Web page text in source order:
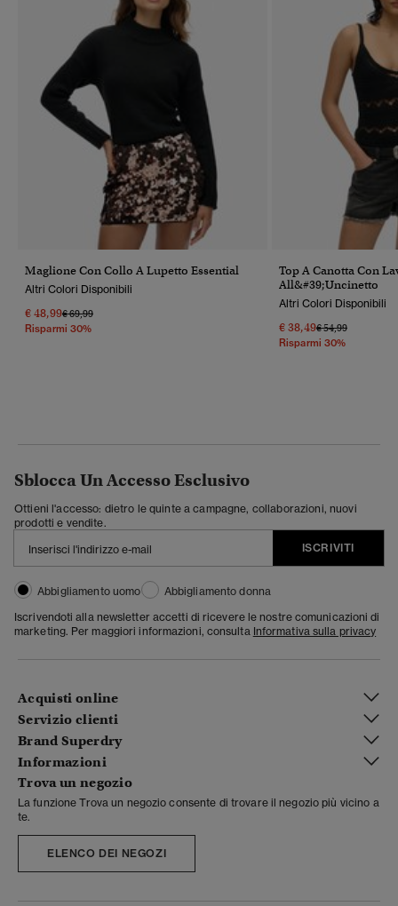
Maglione Con Collo A Lupetto Essential
Altri Colori Disponibili
€ 48,99Prezzo Ridotto Da
€ 69,99A
Risparmi 30%
Top A Canotta Con
All&#39;uncinetto
Altri Colori Disponibili
€ 38,49Prezzo Ridotto Da
€ 54,99A
Risparmi 30%
Sblocca Un Accesso Esclusivo
Ottieni l'accesso: dietro le quinte a campagne, collaborazioni, nuovi
prodotti e vendite.
ISCRIVITI
Abbigliamento uomo
Abbigliamento donna
Iscrivendoti alla newsletter accetti di ricevere le nostre comunicazioni di
marketing. Per maggiori informazioni, consulta Informativa sulla privacy
Acquisti online
Servizio clienti
Brand Superdry
Informazioni
Trova un negozio
La funzione Trova un negozio consente di trovare il negozio più vicino a
te.
ELENCO DEI NEGOZI